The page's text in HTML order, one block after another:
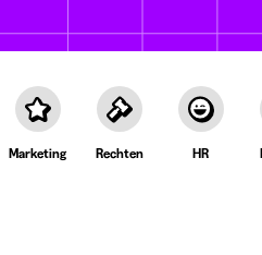
Marketing Rechten HR